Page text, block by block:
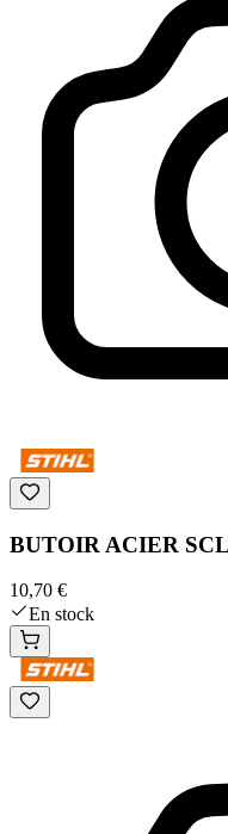
BUTOIR ACIER
10,70 €
En stock